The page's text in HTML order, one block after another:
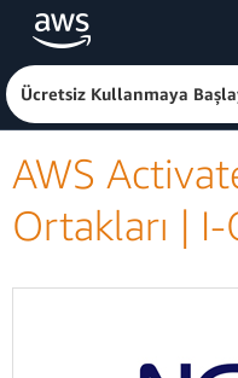
Ana İçeriğe AtlaAmazon Web
Ücretsiz Kullanmaya
AWS
Ortakları | I-